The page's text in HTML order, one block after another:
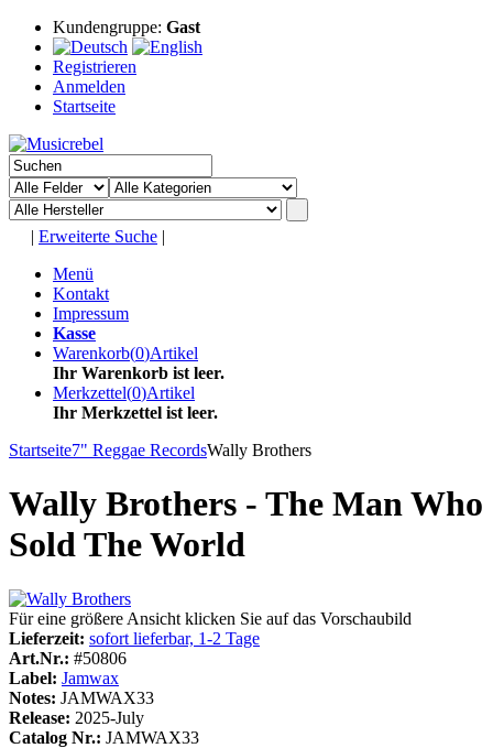
Kundengruppe: Gast
Registrieren
Anmelden
Startseite
| Erweiterte Suche |
Menü
Kontakt
Impressum
Kasse
Warenkorb(0)Artikel
Ihr Warenkorb ist leer.
Merkzettel(0)Artikel
Ihr Merkzettel ist leer.
Startseite7" Reggae RecordsWally Brothers
Wally Brothers - The Man Who
Sold The World
Für eine größere Ansicht klicken Sie auf das Vorschaubild
Lieferzeit: sofort lieferbar, 1-2 Tage
Art.Nr.: #50806
Label: Jamwax
Notes: JAMWAX33
Release: 2025-July
Catalog Nr.: JAMWAX33